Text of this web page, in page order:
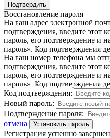
Подтвердить
Восстановление пароля
На ваш адрес электронной
подтверждения, введите этот
пароль, его подтверждение и
пароль». Код подтверждения
На ваш номер телефона мы
подтверждения, введите этот
пароль, его подтверждение и
пароль». Код подтверждения
Код подтверждения:
Новый пароль:
Подтверждение пароля:
отмена
Установить пароль
Регистрация успешно